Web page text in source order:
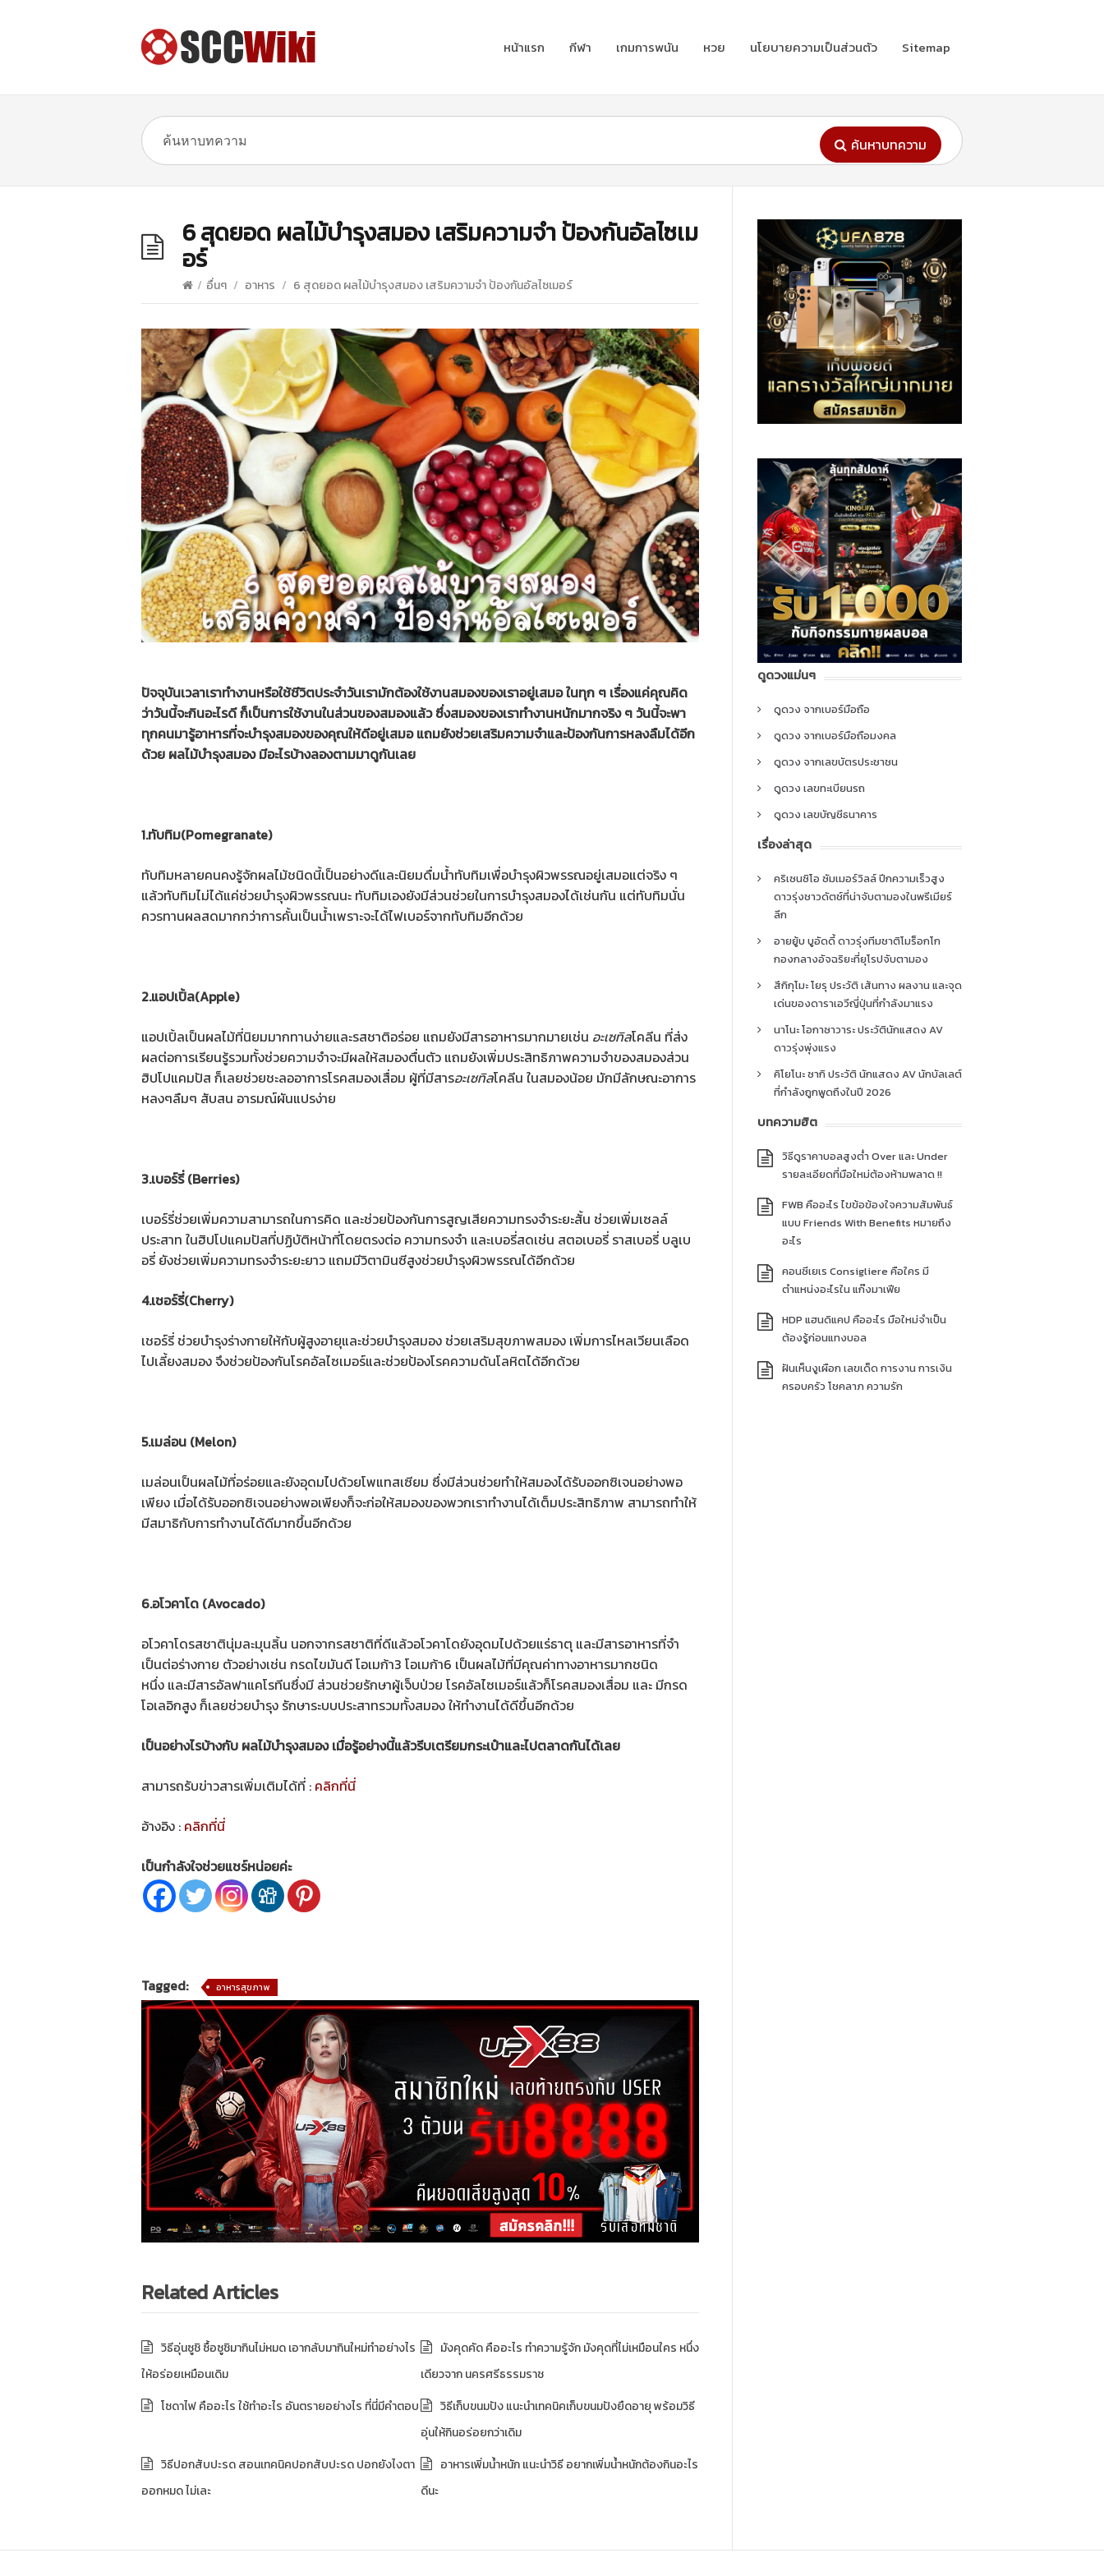
หน้าแรก กีฬา เกมการพนัน หวย นโยบายความเป็นส่วนตัว Sitemap
ค้นหาบทความ
6 สุดยอด ผลไม้บํารุงสมอง เสริมความจำ ป้องกันอัลไซเม
อร์
/ อื่นๆ / อาหาร / 6 สุดยอด ผลไม้บํารุงสมอง เสริมความจำ ป้องกันอัลไซเมอร์
ปัจจุบันเวลาเราทำงานหรือใช้ชีวิตประจำวันเรามักต้องใช้งานสมองของเราอยู่เสมอ ในทุก ๆ เรื่องแค่คุณคิด
ว่าวันนี้จะกินอะไรดี ก็เป็นการใช้งานในส่วนของสมองแล้ว ซึ่งสมองของเราทำงานหนักมากจริง ๆ วันนี้จะพา
ทุกคนมารู้อาหารที่จะบำรุงสมองของคุณให้ดีอยู่เสมอ แถมยังช่วยเสริมความจำและป้องกันการหลงลืมได้อีก
ด้วย ผลไม้บํารุงสมอง มีอะไรบ้างลองตามมาดูกันเลย
1.ทับทิม(Pomegranate)
ทับทิมหลายคนคงรู้จักผลไม้ชนิดนี้เป็นอย่างดีและนิยมดื่มน้ำทับทิมเพื่อบำรุงผิวพรรณอยู่เสมอแต่จริง ๆ
แล้วทับทิมไม่ได้แค่ช่วยบำรุงผิวพรรณนะ ทับทิมเองยังมีส่วนช่วยในการบำรุงสมองได้เช่นกัน แต่ทับทิมนั่น
ควรทานผลสดมากกว่าการคั้นเป็นน้ำเพราะจะได้ไฟเบอร์จากทับทิมอีกด้วย
2.แอปเปิ้ล(Apple)
แอปเปิ้ลเป็นผลไม้ที่นิยมมากทานง่ายและรสชาติอร่อย แถมยังมีสารอาหารมากมายเช่น อะเซทิลโคลีน ที่ส่ง
ผลต่อการเรียนรู้รวมทั้งช่วยความจําจะมีผลให้สมองตื่นตัว แถมยังเพิ่มประสิทธิภาพความจําของสมองส่วน
ฮิปโปแคมปัส ก็เลยช่วยชะลออาการโรคสมองเสื่อม ผู้ที่มีสารอะเซทิลโคลีน ในสมองน้อย มักมีลักษณะอาการ
หลงๆลืมๆ สับสน อารมณ์ผันแปรง่าย
3.เบอร์รี่ (Berries)
เบอร์รี่ช่วยเพิ่มความสามารถในการคิด และช่วยป้องกันการสูญเสียความทรงจำระยะสั้น ช่วยเพิ่มเซลล์
ประสาท ในฮิปโปแคมปัสที่ปฏิบัติหน้าที่โดยตรงต่อ ความทรงจำ และเบอรี่สดเช่น สตอเบอรี่ ราสเบอรี่ บลูเบ
อรี่ ยังช่วยเพิ่มความทรงจำระยะยาว แถมมีวิตามินซีสูงช่วยบำรุงผิวพรรณได้อีกด้วย
4.เชอร์รี่(Cherry)
เชอร์รี่ ช่วยบำรุงร่างกายให้กับผู้สูงอายุและช่วยบำรุงสมอง ช่วยเสริมสุขภาพสมอง เพิ่มการไหลเวียนเลือด
ไปเลี้ยงสมอง จึงช่วยป้องกันโรคอัลไซเมอร์และช่วยป้องโรคความดันโลหิตได้อีกด้วย
5.เมล่อน (Melon)
เมล่อนเป็นผลไม้ที่อร่อยและยังอุดมไปด้วยโพแทสเซียม ซึ่งมีส่วนช่วยทําให้สมองได้รับออกซิเจนอย่างพอ
เพียง เมื่อได้รับออกซิเจนอย่างพอเพียงก็จะก่อให้สมองของพวกเราทำงานได้เต็มประสิทธิภาพ สามารถทำให้
มีสมาธิกับการทำงานได้ดีมากขึ้นอีกด้วย
6.อโวคาโด (Avocado)
อโวคาโดรสชาตินุ่มละมุนลิ้น นอกจากรสชาติที่ดีแล้วอโวคาโดยังอุดมไปด้วยแร่ธาตุ และมีสารอาหารที่จํา
เป็นต่อร่างกาย ตัวอย่างเช่น กรดไขมันดี โอเมก้า3 โอเมก้า6 เป็นผลไม้ที่มีคุณค่าทางอาหารมากชนิด
หนึ่ง และมีสารอัลฟาแคโรทีนซึ่งมี ส่วนช่วยรักษาผู้เจ็บป่วย โรคอัลไซเมอร์แล้วก็โรคสมองเสื่อม และ มีกรด
โอเลอิกสูง ก็เลยช่วยบํารุง รักษาระบบประสาทรวมทั้งสมอง ให้ทํางานได้ดีขึ้นอีกด้วย
เป็นอย่างไรบ้างกับ ผลไม้บํารุงสมอง เมื่อรู้อย่างนี้แล้วรีบเตรียมกระเป๋าและไปตลาดกันได้เลย
สามารถรับข่าวสารเพิ่มเติมได้ที่ : คลิกที่นี่
อ้างอิง : คลิกที่นี่
เป็นกำลังใจช่วยแชร์หน่อยค่ะ
Tagged: อาหารสุขภาพ
Related Articles
วิธีอุ่นซูชิ ซื้อซูชิมากินไม่หมด เอากลับมากินใหม่ทำอย่างไร
ให้อร่อยเหมือนเดิม
มังคุดคัด คืออะไร ทำความรู้จัก มังคุดที่ไม่เหมือนใคร หนึ่ง
เดียวจาก นครศรีธรรมราช
โซดาไฟ คืออะไร ใช้ทำอะไร อันตรายอย่างไร ที่นี่มีคำตอบ
วิธีเก็บขนมปัง แนะนำเทคนิคเก็บขนมปังยืดอายุ พร้อมวิธี
อุ่นให้กินอร่อยกว่าเดิม
วิธีปอกสับปะรด สอนเทคนิคปอกสับปะรด ปอกยังไงตา
ออกหมด ไม่เละ
อาหารเพิ่มน้ำหนัก แนะนำวิธี อยากเพิ่มน้ำหนักต้องกินอะไร
ดีนะ
ดูดวงแม่นๆ
ดูดวง จากเบอร์มือถือ
ดูดวง จากเบอร์มือถือมงคล
ดูดวง จากเลขบัตรประชาชน
ดูดวง เลขทะเบียนรถ
ดูดวง เลขบัญชีธนาคาร
เรื่องล่าสุด
คริเซนซิโอ ซัมเมอร์วิลล์ ปีกความเร็วสูง
ดาวรุ่งชาวดัตช์ที่น่าจับตามองในพรีเมียร์
ลีก
อายยู้บ บูอัดดี้ ดาวรุ่งทีมชาติโมร็อกโก
กองกลางอัจฉริยะที่ยุโรปจับตามอง
สึกิกุโมะ โยรุ ประวัติ เส้นทาง ผลงาน และจุด
เด่นของดาราเอวีญี่ปุ่นที่กำลังมาแรง
นาโนะ โอกาซาวาระ ประวัตินักแสดง AV
ดาวรุ่งพุ่งแรง
คิโยโนะ ซากิ ประวัติ นักแสดง AV นักบัลเลต์
ที่กำลังถูกพูดถึงในปี 2026
บทความฮิต
วิธีดูราคาบอลสูงต่ำ Over และ Under
รายละเอียดที่มือใหม่ต้องห้ามพลาด !!
FWB คืออะไร ไขข้อข้องใจความสัมพันธ์
แบบ Friends With Benefits หมายถึง
อะไร
คอนซีเยเร Consigliere คือใคร มี
ตำแหน่งอะไรใน แก๊งมาเฟีย
HDP แฮนดิแคป คืออะไร มือใหม่จำเป็น
ต้องรู้ก่อนแทงบอล
ฝันเห็นงูเผือก เลขเด็ด การงาน การเงิน
ครอบครัว โชคลาภ ความรัก